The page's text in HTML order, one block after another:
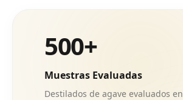
500+
Muestras Evaluadas
Destilados de agave evaluados en